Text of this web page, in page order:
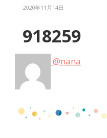
2020年11月14日
918259
@nana